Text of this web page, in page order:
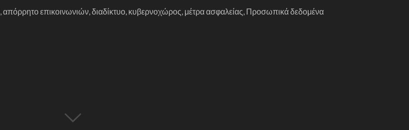
,απόρρητο επικοινωνιών,διαδίκτυο, κυβερνοχώρος, μέτρα ασφαλείας, Προσωπικά δεδομένα